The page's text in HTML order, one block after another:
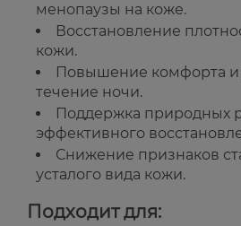
менопаузы на коже.
Восстановление
кожи.
Повышение комфорта и
течение ночи.
Поддержка природных
эффективного
Снижение признаков
усталого вида кожи.
Подходит для: